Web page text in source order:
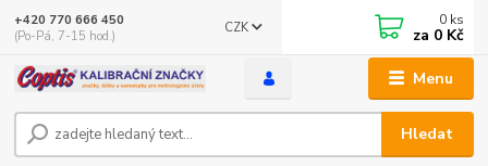
Menu
CZK
Hledat
+420 770 666 450
(Po-Pá, 7-15 hod.)
0 ks
za 0 Kč